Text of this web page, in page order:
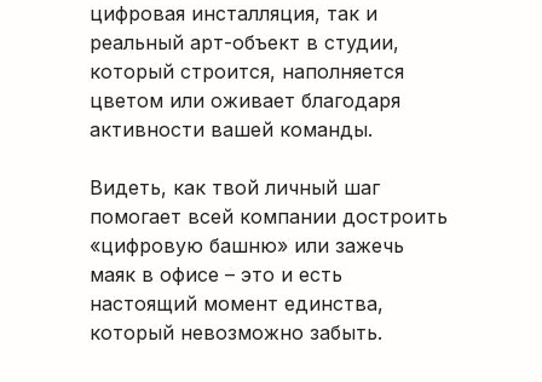
цифровая инсталляция, так и
реальный арт-объект в студии,
который строится, наполняется
цветом или оживает благодаря
активности вашей команды.
Видеть, как твой личный шаг
помогает всей компании достроить
«цифровую башню» или зажечь
маяк в офисе – это и есть
настоящий момент единства,
который невозможно забыть.